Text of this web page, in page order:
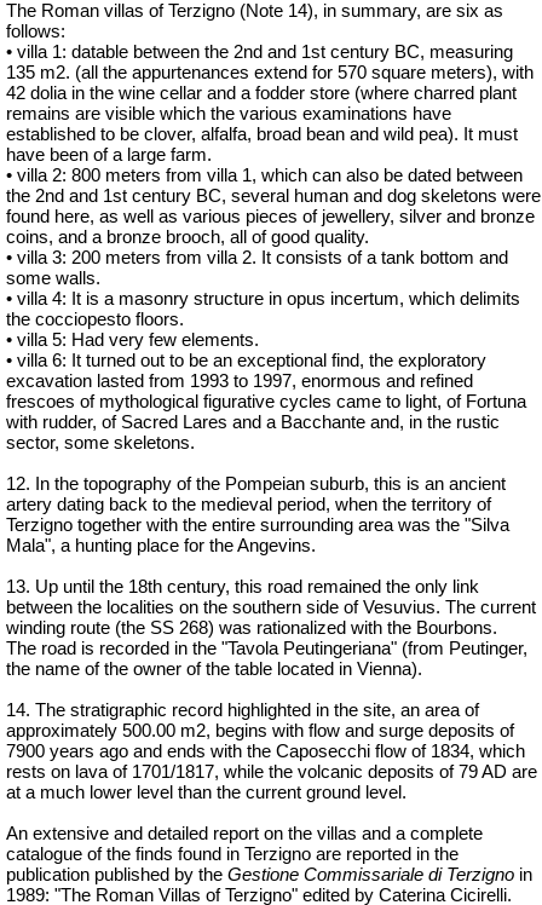
The Roman villas of Terzigno (Note 14), in summary, are six as
follows:
• villa 1: datable between the 2nd and 1st century BC, measuring
135 m2. (all the appurtenances extend for 570 square meters), with
42 dolia in the wine cellar and a fodder store (where charred plant
remains are visible which the various examinations have
established to be clover, alfalfa, broad bean and wild pea). It must
have been of a large farm.
• villa 2: 800 meters from villa 1, which can also be dated between
the 2nd and 1st century BC, several human and dog skeletons were
found here, as well as various pieces of jewellery, silver and bronze
coins, and a bronze brooch, all of good quality.
• villa 3: 200 meters from villa 2. It consists of a tank bottom and
some walls.
• villa 4: It is a masonry structure in opus incertum, which delimits
the cocciopesto floors.
• villa 5: Had very few elements.
• villa 6: It turned out to be an exceptional find, the exploratory
excavation lasted from 1993 to 1997, enormous and refined
frescoes of mythological figurative cycles came to light, of Fortuna
with rudder, of Sacred Lares and a Bacchante and, in the rustic
sector, some skeletons.
12. In the topography of the Pompeian suburb, this is an ancient
artery dating back to the medieval period, when the territory of
Terzigno together with the entire surrounding area was the "Silva
Mala", a hunting place for the Angevins.
13. Up until the 18th century, this road remained the only link
between the localities on the southern side of Vesuvius. The current
winding route (the SS 268) was rationalized with the Bourbons.
The road is recorded in the "Tavola Peutingeriana" (from Peutinger,
the name of the owner of the table located in Vienna).
14. The stratigraphic record highlighted in the site, an area of
approximately 500.00 m2, begins with flow and surge deposits of
7900 years ago and ends with the Caposecchi flow of 1834, which
rests on lava of 1701/1817, while the volcanic deposits of 79 AD are
at a much lower level than the current ground level.
An extensive and detailed report on the villas and a complete
catalogue of the finds found in Terzigno are reported in the
publication published by the Gestione Commissariale di Terzigno in
1989: "The Roman Villas of Terzigno" edited by Caterina Cicirelli.